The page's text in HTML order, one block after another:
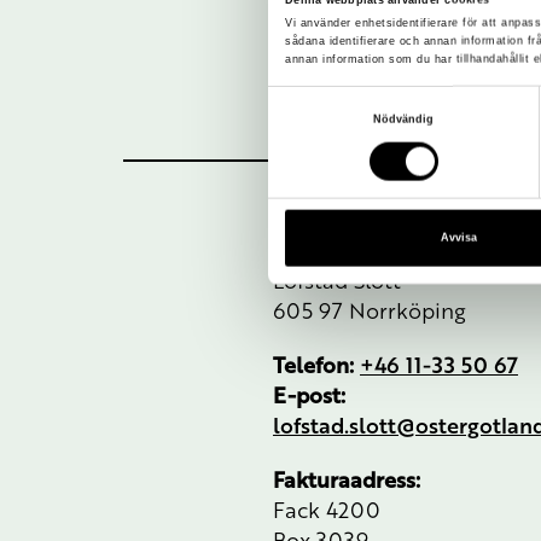
Vi använder enhetsidentifierare för att
sådana identifierare och annan information
annan information som du har tillhandahållit
Nödvändig
Avvisa
Löfstad Slott
605 97 Norrköping
Telefon: +46 11-33 50 67
E-post:
Fakturaadress:
Fack 4200